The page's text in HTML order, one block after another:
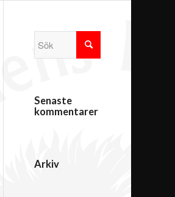
Senaste
kommentarer
Arkiv